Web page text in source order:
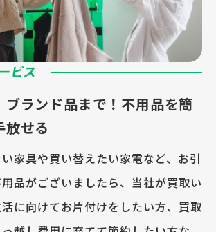
ビス
ブランド品まで！不用品を簡
放せる
家具や買い替えたい家電など、お引
品がございましたら、当社が買取い
に向けてお片付けをしたい方、買取